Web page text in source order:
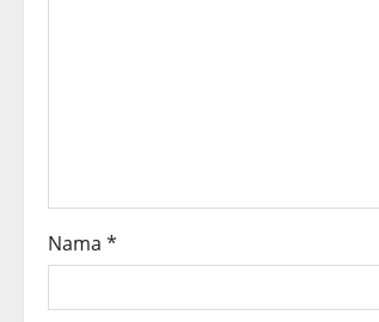
o
n
Nama *